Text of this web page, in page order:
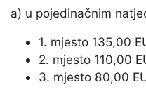
a) u pojedinačnim
1. mjesto 135,00
2. mjesto 110,00
3. mjesto 80,00